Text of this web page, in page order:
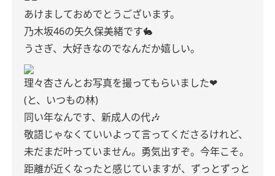
あけましておめでとうございます。
乃木坂46の矢久保美緒です🐇
うさぎ、大好きなのでなんだか嬉しい。
理々杏さんとお写真を撮ってもらいました❤︎
(と、いつもの林)
同い年なんです、新成人の代🎶
敬語じゃなくていいよって言ってくださるけれど、
未だまだ叶っていません。勇気出すぞ。今年こそ。
距離が近くなったと感じていますが、ずっとずっと